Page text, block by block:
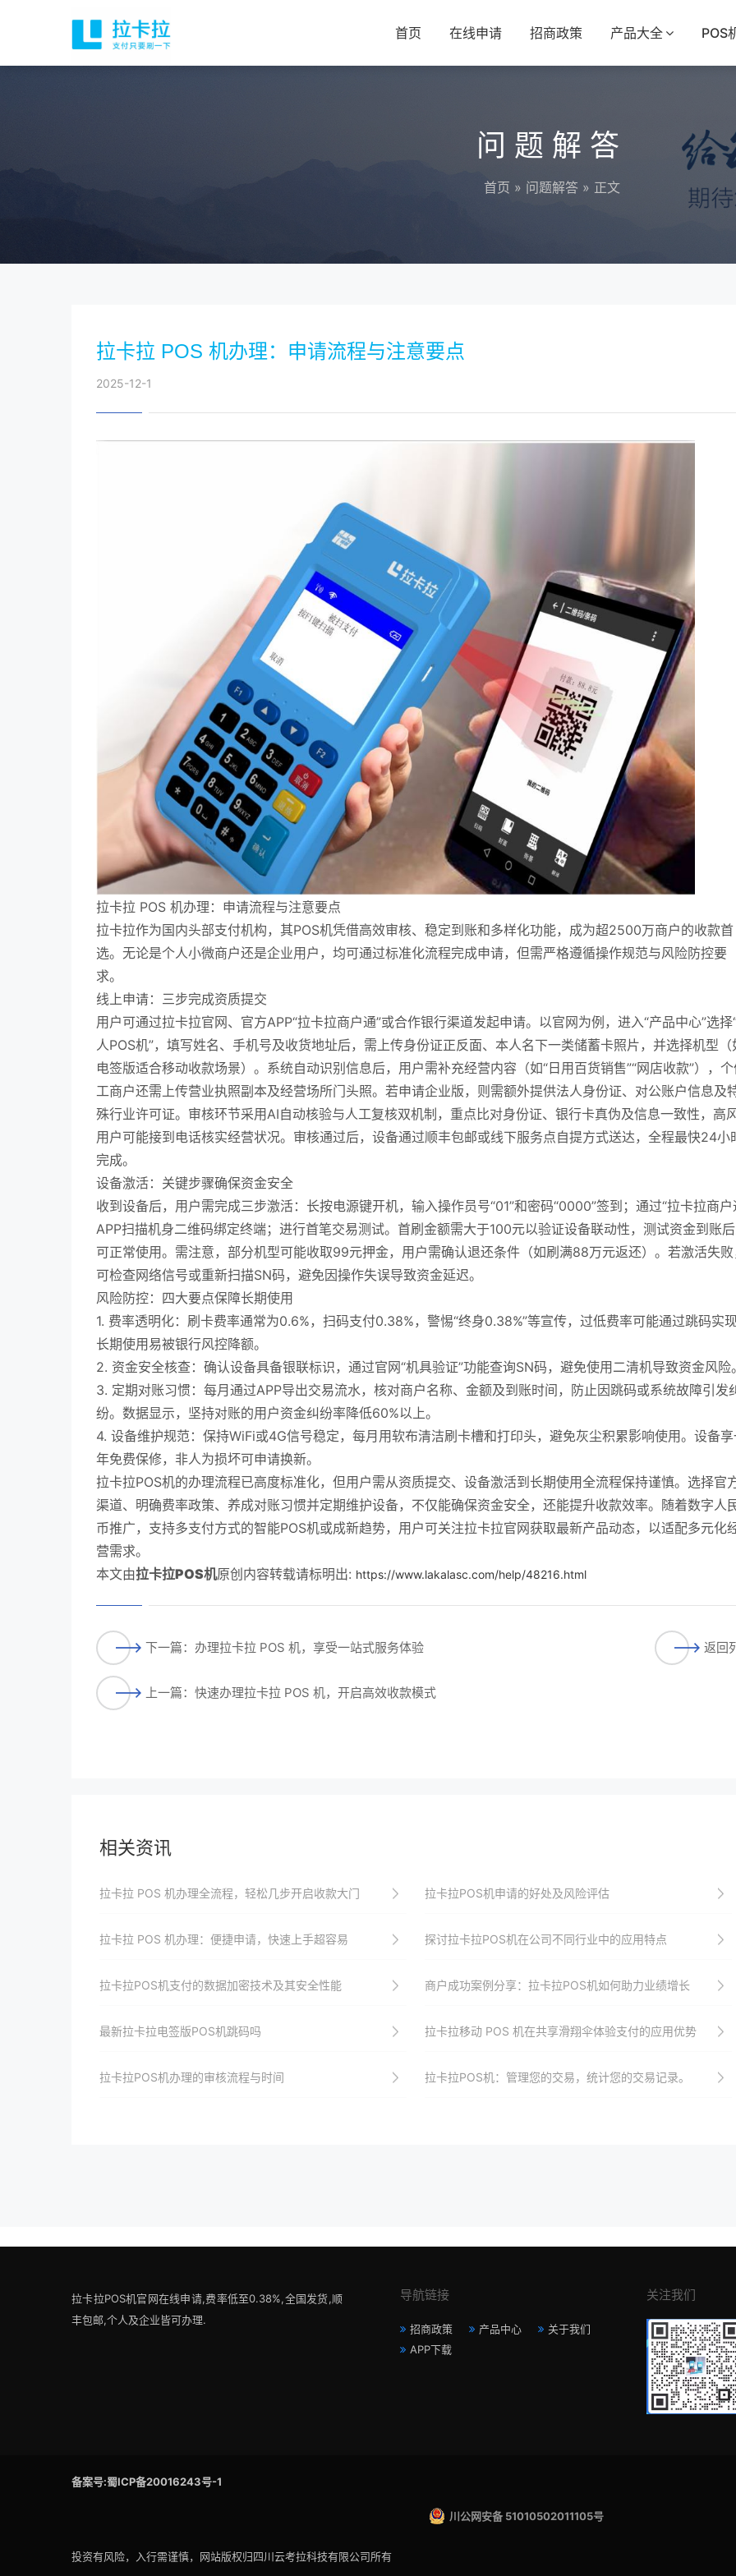
首页 在线申请 招商政策 产品大全 POS
问题解答
首页 » 问题解答 » 正文
拉卡拉 POS 机办理：申请流程与注意要点
2025-12-1
拉卡拉 POS 机办理：申请流程与注意要点
拉卡拉作为国内头部支付机构，其POS机凭借高效审核、稳定到账和多样化功能，成为超2500万商户的收款首
选。无论是个人小微商户还是企业用户，均可通过标准化流程完成申请，但需严格遵循操作规范与风险防控要
求。
线上申请：三步完成资质提交
用户可通过拉卡拉官网、官方APP“拉卡拉商户通”或合作银行渠道发起申请。以官网为例，进入“产品中心”选择
人POS机”，填写姓名、手机号及收货地址后，需上传身份证正反面、本人名下一类储蓄卡照片，并选择机型（
电签版适合移动收款场景）。系统自动识别信息后，用户需补充经营内容（如“日用百货销售”“网店收款”），
工商户还需上传营业执照副本及经营场所门头照。若申请企业版，则需额外提供法人身份证、对公账户信息及
殊行业许可证。审核环节采用AI自动核验与人工复核双机制，重点比对身份证、银行卡真伪及信息一致性，高
用户可能接到电话核实经营状况。审核通过后，设备通过顺丰包邮或线下服务点自提方式送达，全程最快24小
完成。
设备激活：关键步骤确保资金安全
收到设备后，用户需完成三步激活：长按电源键开机，输入操作员号“01”和密码“0000”签到；通过“拉卡拉商户
APP扫描机身二维码绑定终端；进行首笔交易测试。首刷金额需大于100元以验证设备联动性，测试资金到账
可正常使用。需注意，部分机型可能收取99元押金，用户需确认退还条件（如刷满88万元返还）。若激活失败
可检查网络信号或重新扫描SN码，避免因操作失误导致资金延迟。
风险防控：四大要点保障长期使用
1. 费率透明化：刷卡费率通常为0.6%，扫码支付0.38%，警惕“终身0.38%”等宣传，过低费率可能通过跳码实现
长期使用易被银行风控降额。
2. 资金安全核查：确认设备具备银联标识，通过官网“机具验证”功能查询SN码，避免使用二清机导致资金风险。
3. 定期对账习惯：每月通过APP导出交易流水，核对商户名称、金额及到账时间，防止因跳码或系统故障引发
纷。数据显示，坚持对账的用户资金纠纷率降低60%以上。
4. 设备维护规范：保持WiFi或4G信号稳定，每月用软布清洁刷卡槽和打印头，避免灰尘积累影响使用。设备
年免费保修，非人为损坏可申请换新。
拉卡拉POS机的办理流程已高度标准化，但用户需从资质提交、设备激活到长期使用全流程保持谨慎。选择官
渠道、明确费率政策、养成对账习惯并定期维护设备，不仅能确保资金安全，还能提升收款效率。随着数字人
币推广，支持多支付方式的智能POS机或成新趋势，用户可关注拉卡拉官网获取最新产品动态，以适配多元化
营需求。
本文由拉卡拉POS机原创内容转载请标明出: https://www.lakalasc.com/help/48216.html
下一篇：办理拉卡拉 POS 机，享受一站式服务体验
上一篇：快速办理拉卡拉 POS 机，开启高效收款模式
返回
相关资讯
拉卡拉 POS 机办理全流程，轻松几步开启收款大门 拉卡拉POS机申请的好处及风险评估
拉卡拉 POS 机办理：便捷申请，快速上手超容易 探讨拉卡拉POS机在公司不同行业中的应用特点
拉卡拉POS机支付的数据加密技术及其安全性能 商户成功案例分享：拉卡拉POS机如何助力业绩增长
最新拉卡拉电签版POS机跳码吗 拉卡拉移动 POS 机在共享滑翔伞体验支付的应用优势
拉卡拉POS机办理的审核流程与时间 拉卡拉POS机：管理您的交易，统计您的交易记录。
拉卡拉POS机官网在线申请,费率低至0.38%,全国发货,顺
丰包邮,个人及企业皆可办理.
导航链接
招商政策 产品中心
关于我们
APP下载
关注我们
备案号:蜀ICP备20016243号-1
川公网安备 51010502011105号
投资有风险，入行需谨慎，网站版权归四川云考拉科技有限公司所有